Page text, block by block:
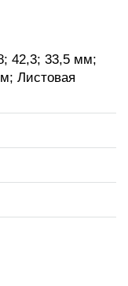
42,3; 33,5 мм;
Листовая